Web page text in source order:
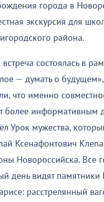
города в
экскурсия для
района.
состоялась в
— думать о будущем»,
что именно
более информативным
Урок мужества,
Ксенафонтович
Новороссийска. Все
день видят
расстрелянный